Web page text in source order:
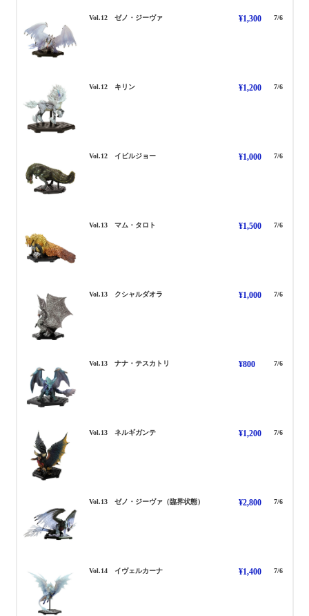
Vol.12 ゼノ・ジーヴァぜのじーゔぁ ¥1,300 7/6
Vol.12 キリンきりん ¥1,200 7/6
Vol.12 イビルジョーいびるじょー ¥1,000 7/6
Vol.13 マム・タロト ¥1,500 7/6
Vol.13 クシャルダオラくしゃるだおら ¥1,000 7/6
Vol.13 ナナ・テスカトリ ¥800 7/6
Vol.13 ネルギガンテねるぎがんて ¥1,200 7/6
Vol.13 ゼノ・ジーヴァ（臨界状態） ぜのじーゔぁ りんかいじょうた
¥2,800 7/6
Vol.14 イヴェルカーナいゔぇるかーな ¥1,400 7/6